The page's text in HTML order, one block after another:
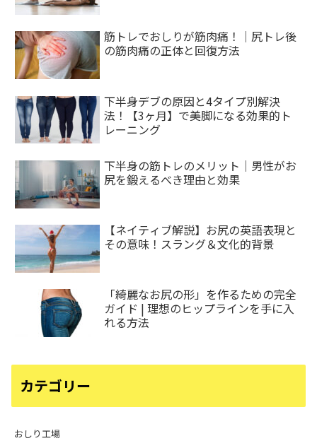
筋トレでおしりが筋肉痛！｜尻トレ後
の筋肉痛の正体と回復方法
下半身デブの原因と4タイプ別解決
法！【3ヶ月】で美脚になる効果的ト
レーニング
下半身の筋トレのメリット｜男性がお
尻を鍛えるべき理由と効果
【ネイティブ解説】お尻の英語表現と
その意味！スラング＆文化的背景
「綺麗なお尻の形」を作るための完全
ガイド | 理想のヒップラインを手に入
れる方法
カテゴリー
おしり工場